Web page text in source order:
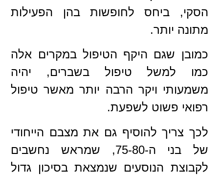
הסקי, ביחס לחופשות בהן הפעילות
מתונה יותר.
כמובן שגם היקף הטיפול במקרים אלה
כמו למשל טיפול בשברים, יהיה
משמעותי ויקר הרבה יותר מאשר טיפול
רפואי פשוט לשפעת.
לכך צריך להוסיף גם את מצבם הייחודי
של בני ה-75-80, שמראש נחשבים
לקבוצת הנוסעים שנמצאת בסיכון גדול